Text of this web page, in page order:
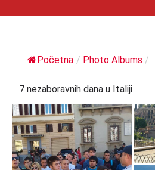
Početna / Photo Albums /
7 nezaboravnih dana u Italiji